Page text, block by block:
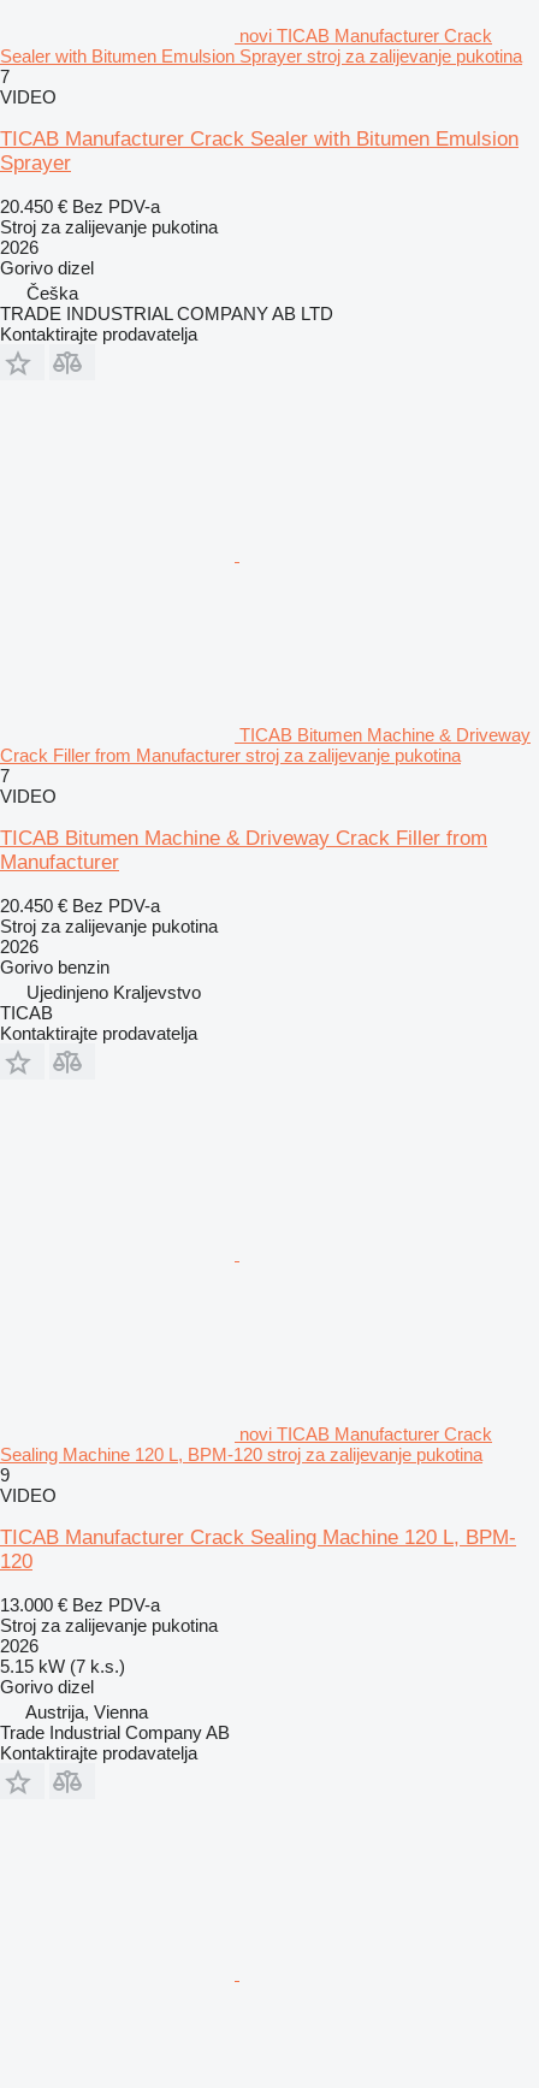
novi TICAB Manufacturer Crack
Sealer with Bitumen Emulsion Sprayer stroj za zalijevanje pukotina
7
VIDEO
TICAB Manufacturer Crack Sealer with Bitumen Emulsion
Sprayer
20.450 € Bez PDV-a
Stroj za zalijevanje pukotina
2026
Gorivo dizel
Češka
TRADE INDUSTRIAL COMPANY AB LTD
Kontaktirajte prodavatelja
TICAB Bitumen Machine & Driveway
Crack Filler from Manufacturer stroj za zalijevanje pukotina
7
VIDEO
TICAB Bitumen Machine & Driveway Crack Filler from
Manufacturer
20.450 € Bez PDV-a
Stroj za zalijevanje pukotina
2026
Gorivo benzin
Ujedinjeno Kraljevstvo
TICAB
Kontaktirajte prodavatelja
novi TICAB Manufacturer Crack
Sealing Machine 120 L, BPM-120 stroj za zalijevanje pukotina
9
VIDEO
TICAB Manufacturer Crack Sealing Machine 120 L, BPM-
120
13.000 € Bez PDV-a
Stroj za zalijevanje pukotina
2026
5.15 kW (7 k.s.)
Gorivo dizel
Austrija, Vienna
Trade Industrial Company AB
Kontaktirajte prodavatelja